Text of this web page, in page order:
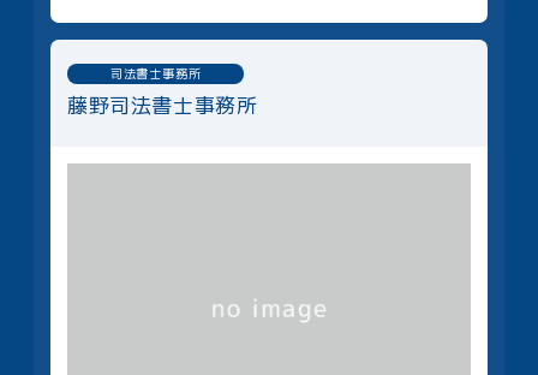
藤野司法書士事務所
司法書士事務所